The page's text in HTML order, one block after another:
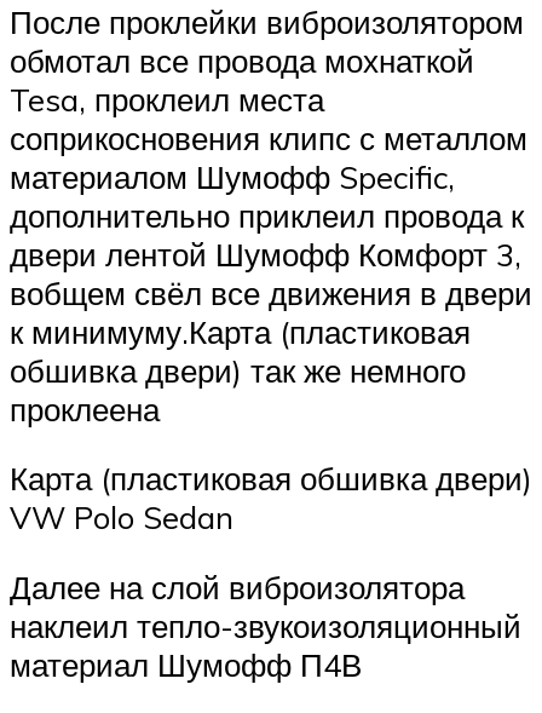
После проклейки виброизолятором
обмотал все провода мохнаткой
Tesa, проклеил места
соприкосновения клипс с металлом
материалом Шумофф Specific,
дополнительно приклеил провода к
двери лентой Шумофф Комфорт 3,
вобщем свёл все движения в двери
к минимуму.Карта (пластиковая
обшивка двери) так же немного
проклеена
Карта (пластиковая обшивка двери)
VW Polo Sedan
Далее на слой виброизолятора
наклеил тепло-звукоизоляционный
материал Шумофф П4В